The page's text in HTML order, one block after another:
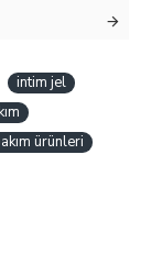
intim jel
ürünleri